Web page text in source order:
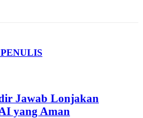
Jawab Lonjakan
yang Aman